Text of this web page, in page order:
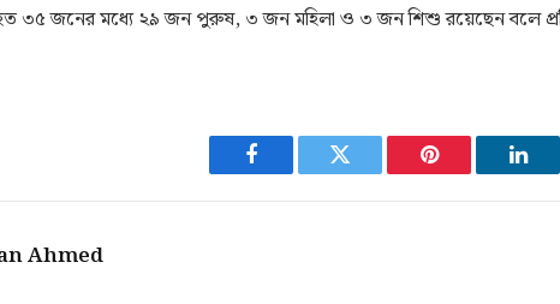
৩৫ জনের মধ্যে ২৯ জন পুরুষ, ৩ জন মহিলা ও ৩ জন শিশু রয়েছেন বলে
Facebook Twitter Pinterest
Ahmed